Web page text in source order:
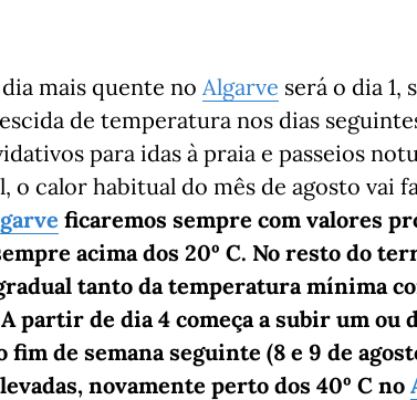
mais quente no Algarve será o dia 1,
de temperatura nos dias
para idas à praia e passeios
calor habitual do mês de agosto vai
ficaremos sempre com valores
acima dos 20º C. No resto do
tanto da temperatura mínima
partir de dia 4 começa a subir um ou
fim de semana seguinte (8 e 9 de
novamente perto dos 40º C no